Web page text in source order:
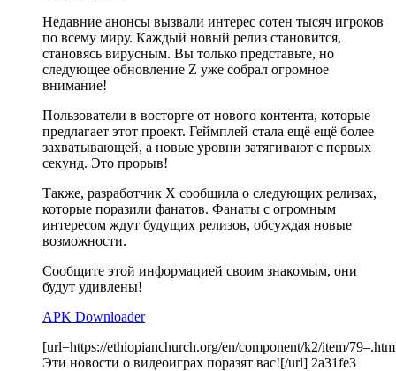
Недавние анонсы вызвали интерес сотен тысяч игроков
по всему миру. Каждый новый релиз становится,
становясь вирусным. Вы только представьте, но
следующее обновление Z уже собрал огромное
внимание!
Пользователи в восторге от нового контента, которые
предлагает этот проект. Геймплей стала ещё ещё более
захватывающей, а новые уровни затягивают с первых
секунд. Это прорыв!
Также, разработчик X сообщила о следующих релизах,
которые поразили фанатов. Фанаты с огромным
интересом ждут будущих релизов, обсуждая новые
возможности.
Сообщите этой информацией своим знакомым, они
будут удивлены!
APK Downloader
[url=https://ethiopianchurch.org/en/component/k2/item/
Эти новости о видеоиграх поразят вас![/url] 2a31fe3